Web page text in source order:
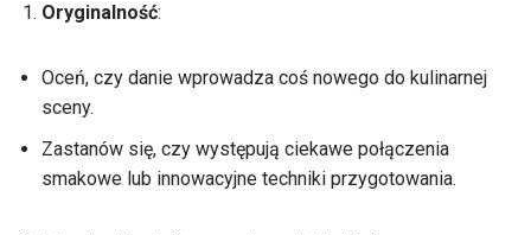
Oryginalność:
Oceń, czy danie wprowadza coś nowego do kulinarnej
sceny.
Zastanów się, czy występują ciekawe połączenia
smakowe lub innowacyjne techniki przygotowania.